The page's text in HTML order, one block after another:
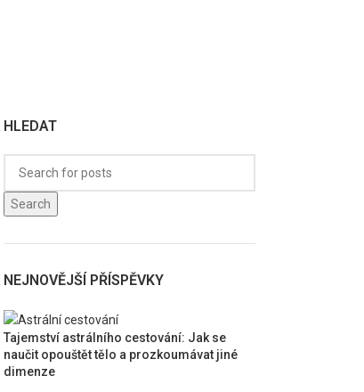
HLEDAT
Search
NEJNOVĚJŠÍ PŘÍSPĚVKY
Tajemství astrálního cestování: Jak se
naučit opouštět tělo a prozkoumávat jiné
dimenze